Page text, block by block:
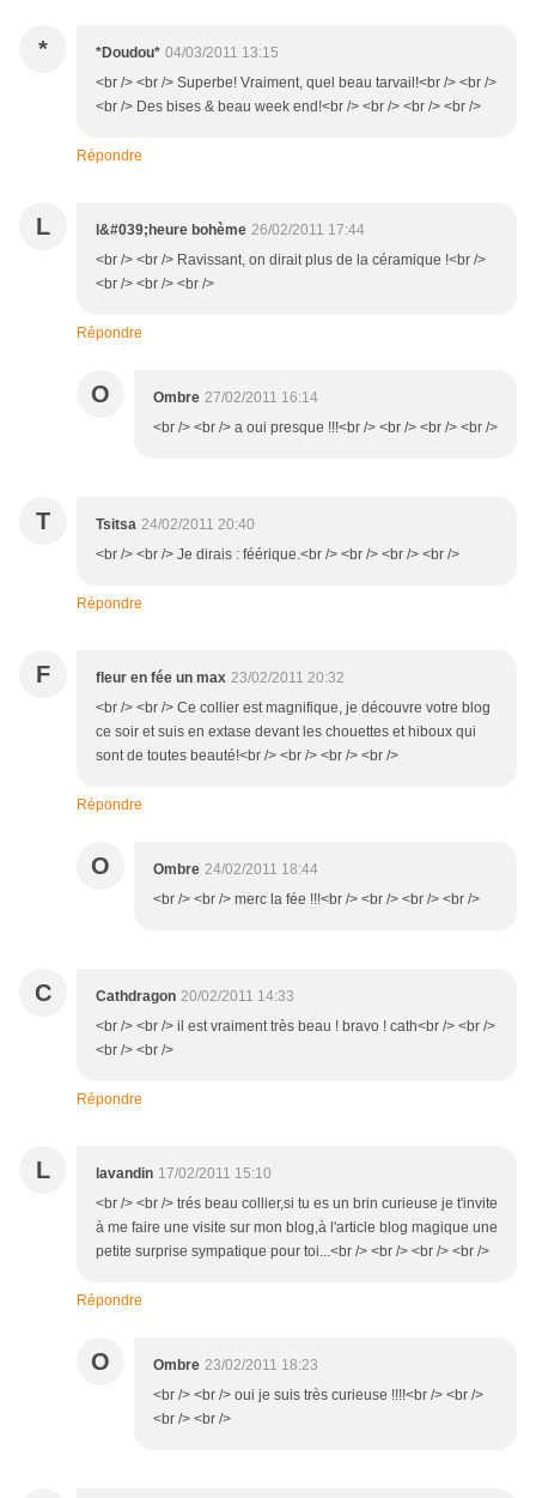
* *Doudou* 04/03/2011 13:15
<br /> <br /> Superbe! Vraiment, quel beau tarvail!<br /> <br />
<br /> Des bises & beau week end!<br /> <br /> <br /> <br />
Répondre
L l&#039;heure bohème 26/02/2011 17:44
<br /> <br /> Ravissant, on dirait plus de la céramique !<br />
<br /> <br /> <br />
Répondre
O Ombre 27/02/2011 16:14
<br /> <br /> a oui presque !!!<br /> <br /> <br /> <br />
T Tsitsa 24/02/2011 20:40
<br /> <br /> Je dirais : féérique.<br /> <br /> <br /> <br />
Répondre
F fleur en fée un max 23/02/2011 20:32
<br /> <br /> Ce collier est magnifique, je découvre votre blog
ce soir et suis en extase devant les chouettes et hiboux qui
sont de toutes beauté!<br /> <br /> <br /> <br />
Répondre
O Ombre 24/02/2011 18:44
<br /> <br /> merc la fée !!!<br /> <br /> <br /> <br />
C Cathdragon 20/02/2011 14:33
<br /> <br /> il est vraiment très beau ! bravo ! cath<br /> <br />
<br /> <br />
Répondre
L lavandin 17/02/2011 15:10
<br /> <br /> trés beau collier,si tu es un brin curieuse je t'invite
à me faire une visite sur mon blog,à l'article blog magique une
petite surprise sympatique pour toi...<br /> <br /> <br /> <br />
Répondre
O Ombre 23/02/2011 18:23
<br /> <br /> oui je suis très curieuse !!!!<br /> <br />
<br /> <br />